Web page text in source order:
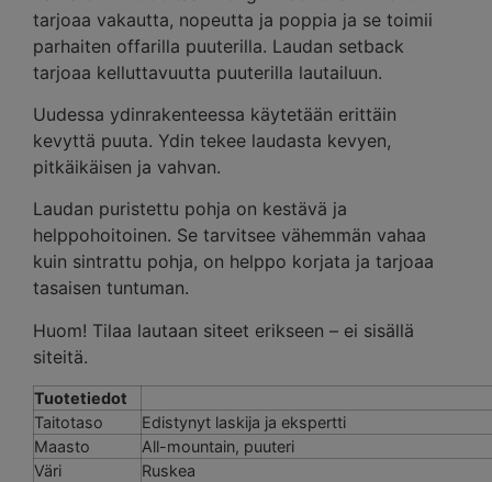
tarjoaa vakautta, nopeutta ja poppia ja se toimii
parhaiten offarilla puuterilla. Laudan setback
tarjoaa kelluttavuutta puuterilla lautailuun.
Uudessa ydinrakenteessa käytetään erittäin
kevyttä puuta. Ydin tekee laudasta kevyen,
pitkäikäisen ja vahvan.
Laudan puristettu pohja on kestävä ja
helppohoitoinen. Se tarvitsee vähemmän vahaa
kuin sintrattu pohja, on helppo korjata ja tarjoaa
tasaisen tuntuman.
Huom! Tilaa lautaan siteet erikseen – ei sisällä
siteitä.
Tuotetiedot
Taitotaso
Edistynyt laskija ja ekspertti
Maasto
All-mountain, puuteri
Väri
Ruskea